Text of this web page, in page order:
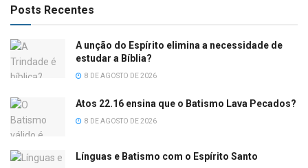
Posts Recentes
A unção do Espírito elimina a necessidade de
estudar a Bíblia?
8 DE AGOSTO DE 2026
Atos 22.16 ensina que o Batismo Lava Pecados?
8 DE AGOSTO DE 2026
Línguas e Batismo com o Espírito Santo